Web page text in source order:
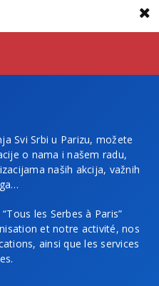
Svi Srbi u Parizu, možete
o nama i našem radu,
naših akcija, važnih
les Serbes à Paris”
et notre activité, nos
ainsi que les services